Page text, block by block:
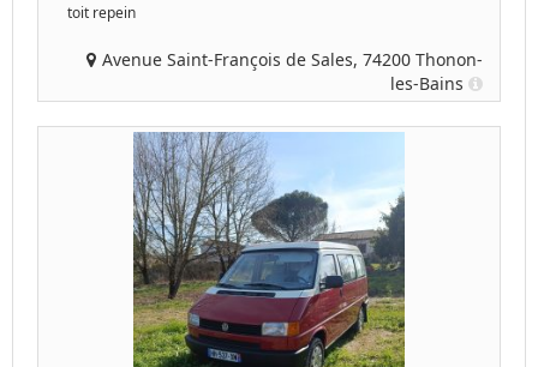
toit repein
Avenue Saint-François de Sales, 74200 Thonon-
les-Bains